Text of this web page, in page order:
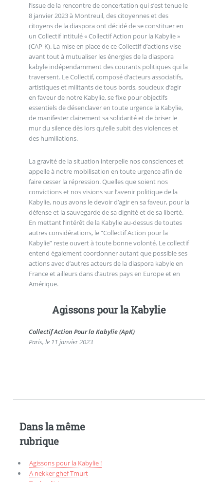
l’issue de la rencontre de concertation qui s’est tenue le
8 janvier 2023 à Montreuil, des citoyennes et des
citoyens de la diaspora ont décidé de se constituer en
un Collectif intitulé « Collectif Action pour la Kabylie »
(CAP-K). La mise en place de ce Collectif d’actions vise
avant tout à mutualiser les énergies de la diaspora
kabyle indépendamment des courants politiques qui la
traversent. Le Collectif, composé d’acteurs associatifs,
artistiques et militants de tous bords, soucieux d’agir
en faveur de notre Kabylie, se fixe pour objectifs
essentiels de désenclaver en toute urgence la Kabylie,
de manifester clairement sa solidarité et de briser le
mur du silence dès lors qu’elle subit des violences et
des humiliations.
La gravité de la situation interpelle nos consciences et
appelle à notre mobilisation en toute urgence afin de
faire cesser la répression. Quelles que soient nos
convictions et nos visions sur l’avenir politique de la
Kabylie, nous avons le devoir d’agir en sa faveur, pour la
défense et la sauvegarde de sa dignité et de sa liberté.
En mettant l’intérêt de la Kabylie au-dessus de toutes
autres considérations, le “Collectif Action pour la
Kabylie” reste ouvert à toute bonne volonté. Le collectif
entend également coordonner autant que possible ses
actions avec d’autres acteurs de la diaspora kabyle en
France et ailleurs dans d’autres pays en Europe et en
Amérique.
Agissons pour la Kabylie
Collectif Action Pour la Kabylie (ApK)
Paris, le 11 janvier 2023
Dans la même
rubrique
Agissons pour la Kabylie !
A nekker ghef Tmurt